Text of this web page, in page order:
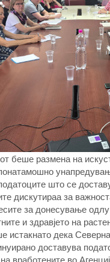
беше размена на
што се
дискутираа за
за донесување
и здравјето на
истакнато дека
доставува
вработените во